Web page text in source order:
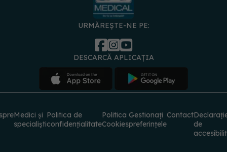
DESCARCĂ APLICAȚIA
Medici și Politica de
Politica Gestionați Contact
© 2026 PRESS MEDIA ELECTRONIC S.R.L. Toate drepturile rezervate